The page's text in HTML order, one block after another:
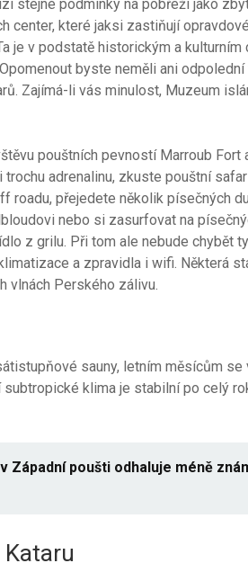
stejné podmínky na pobřeží jako
center, které jaksi zastiňují
je v podstatě historickým a
byste neměli ani
Zajímá-li vás minulost, Muzeum
pouštních pevností Marroub Fort
adrenalinu, zkuste pouštní
přejedete několik písečných
nebo si zasurfovat na
z grilu. Při tom ale nebude chybět
a zpravidla i wifi. Některá
vlnách Perského zálivu.
sauny, letním měsícům se
klima je stabilní po celý
Západní poušti odhaluje méně